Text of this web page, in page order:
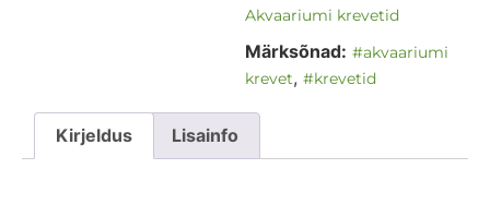
Akvaariumi krevetid
Märksõnad: #akvaariumi
krevet, #krevetid
Kirjeldus Lisainfo